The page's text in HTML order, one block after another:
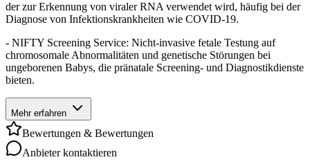
der zur Erkennung von viraler RNA verwendet wird, häufig bei der
Diagnose von Infektionskrankheiten wie COVID-19.
- NIFTY Screening Service: Nicht-invasive fetale Testung auf
chromosomale Abnormalitäten und genetische Störungen bei
ungeborenen Babys, die pränatale Screening- und Diagnostikdienste
bieten.
Mehr erfahren
Bewertungen & Bewertungen
Anbieter kontaktieren